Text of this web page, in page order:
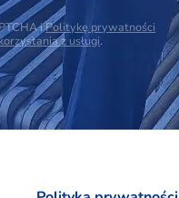
iPolitykę prywatności
z usługi.